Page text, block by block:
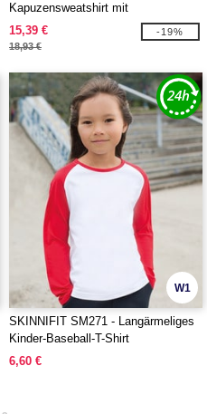
Kapuzensweatshirt mit
Reißverschluss
15,39 €
18,93 €
-19%
W1
SKINNIFIT SM271 - Langärmeliges
Kinder-Baseball-T-Shirt
6,60 €